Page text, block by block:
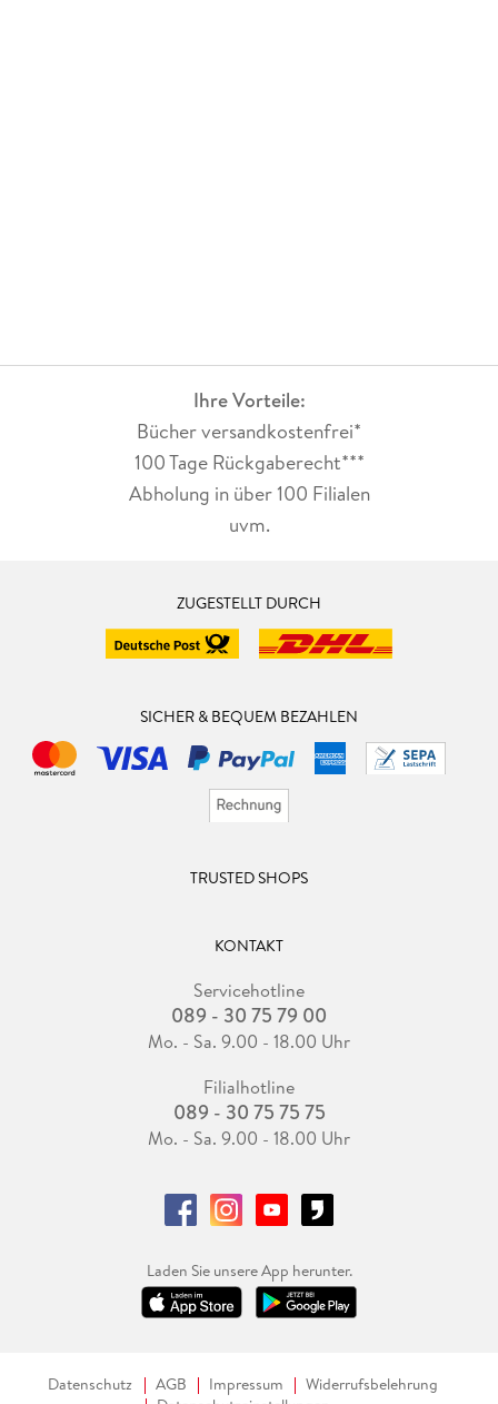
Ihre Vorteile:
Bücher versandkostenfrei*
100 Tage Rückgaberecht***
Abholung in über 100 Filialen
uvm.
ZUGESTELLT DURCH
SICHER & BEQUEM BEZAHLEN
TRUSTED SHOPS
KONTAKT
Servicehotline
089 - 30 75 79 00
Mo. - Sa. 9.00 - 18.00 Uhr
Filialhotline
089 - 30 75 75 75
Mo. - Sa. 9.00 - 18.00 Uhr
Laden Sie unsere App herunter.
Datenschutz AGB Impressum
Widerrufsbelehrung